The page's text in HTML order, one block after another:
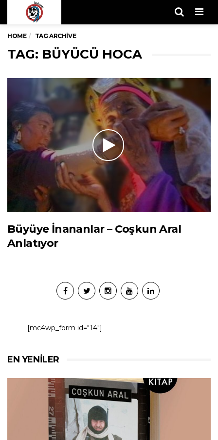
HOME TAG ARCHIVE
TAG: BÜYÜCÜ HOCA
Büyüye İnananlar – Coşkun Aral
Anlatıyor
[mc4wp_form id="14"]
EN YENILER